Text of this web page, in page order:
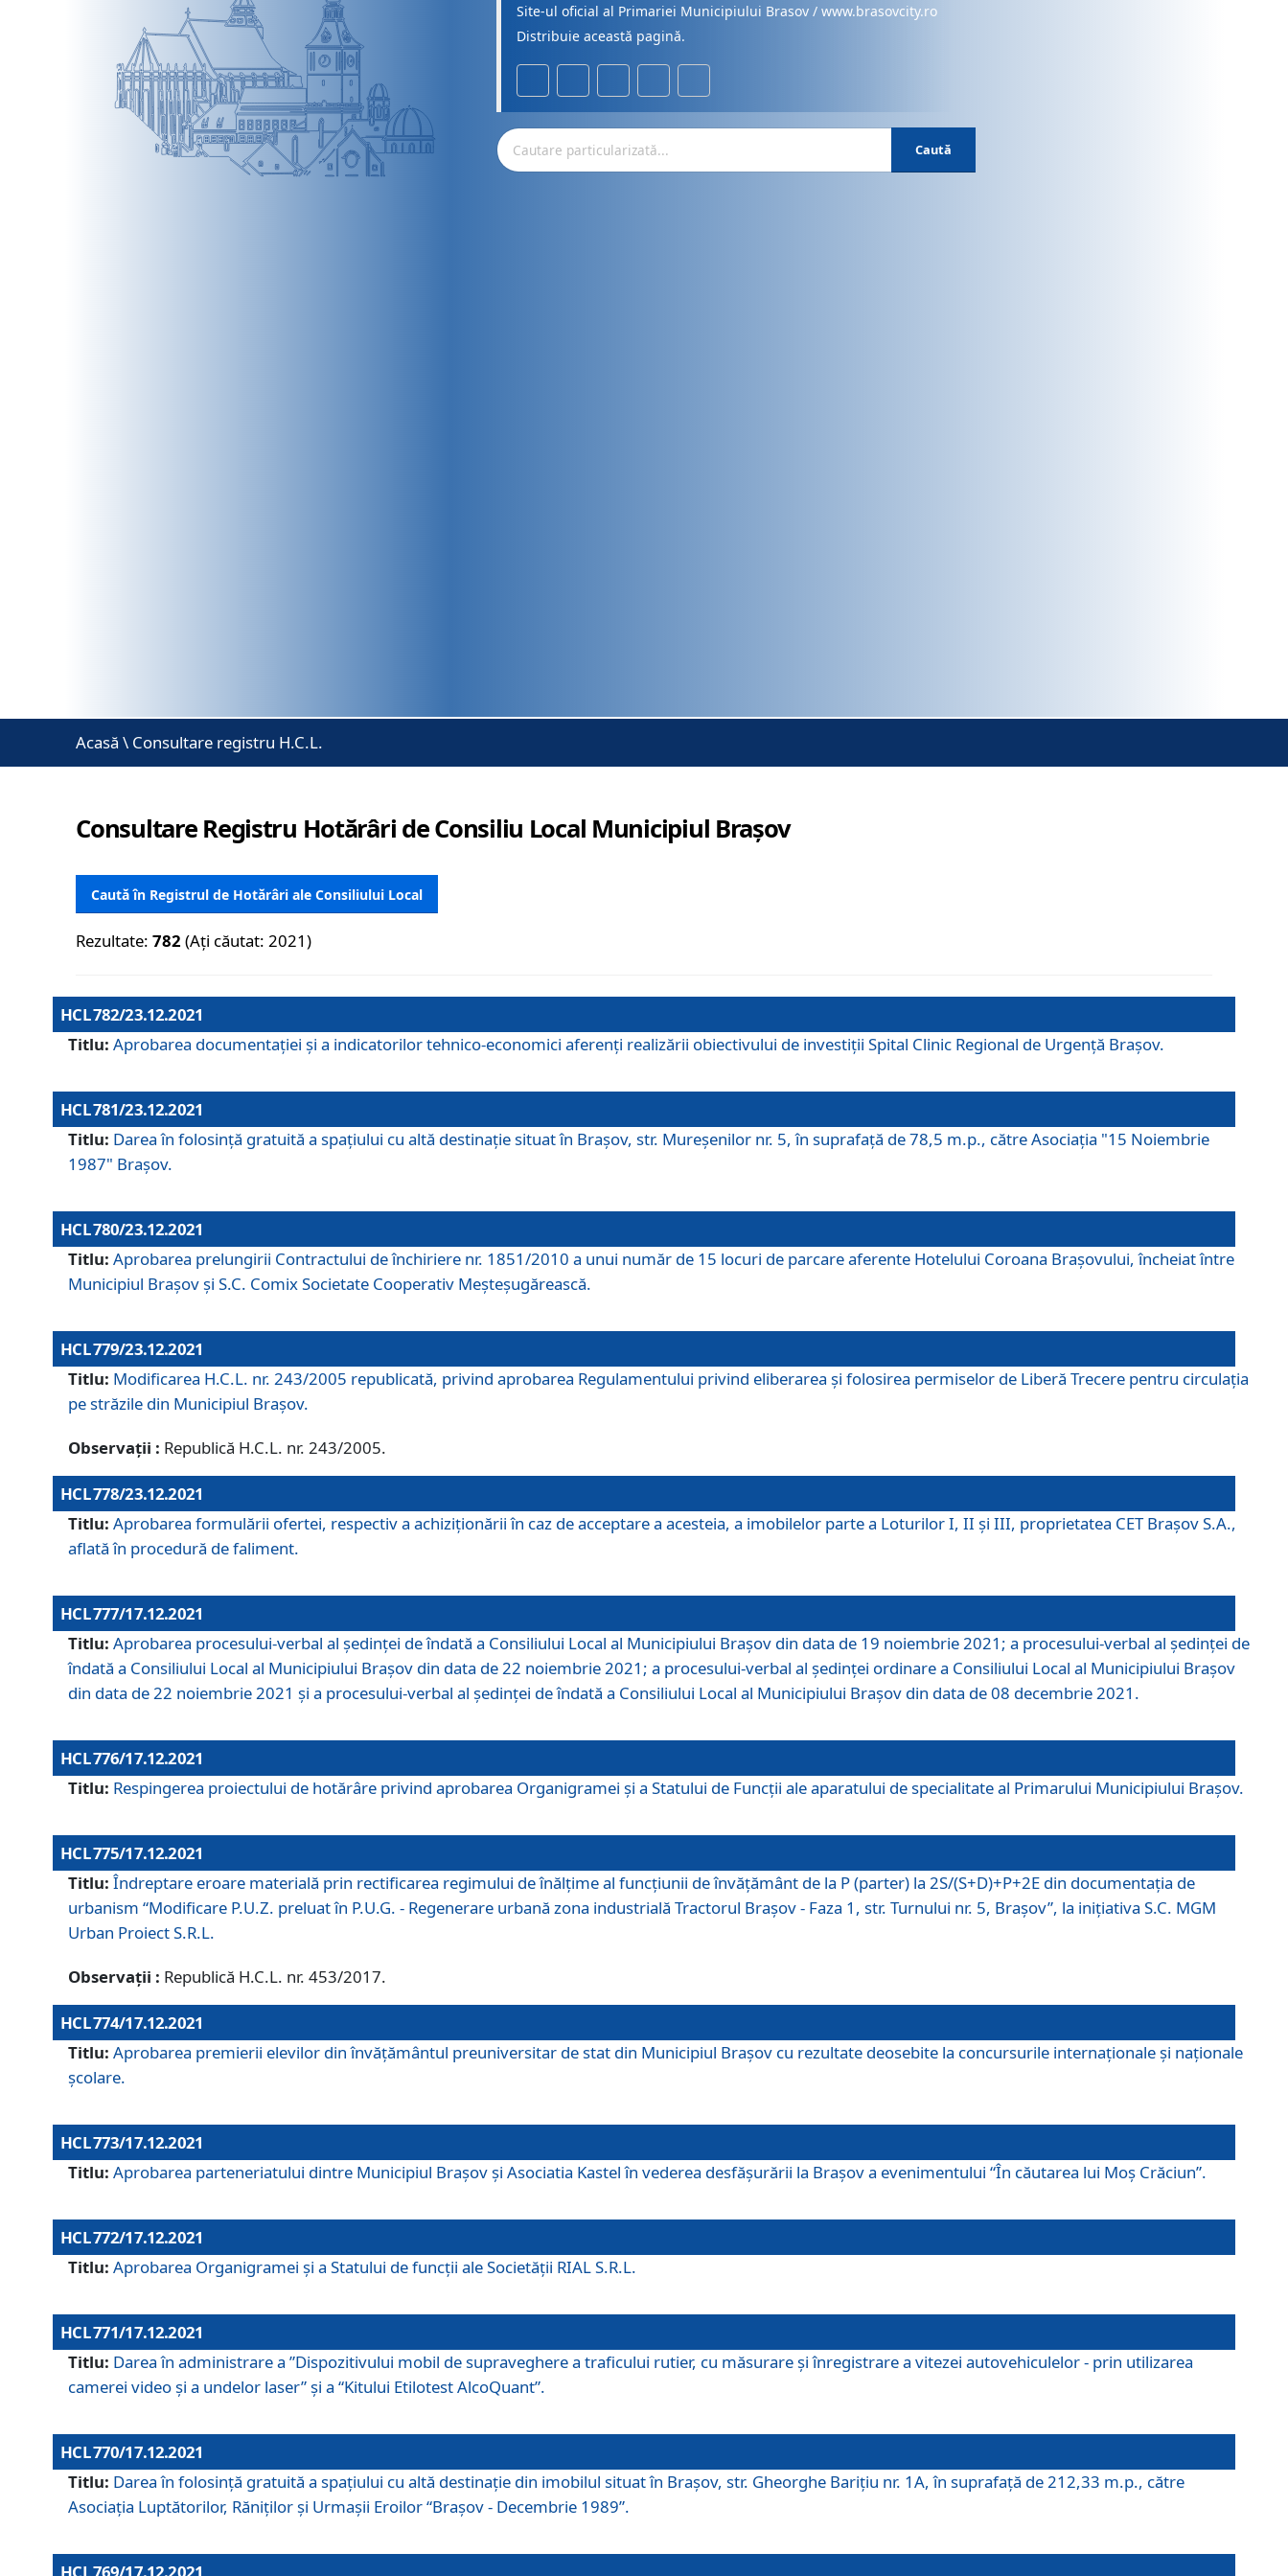
Site-ul oficial al Primariei Municipiului Brasov / www.brasovcity.ro
Distribuie această pagină.
Caută
Acasă \ Consultare registru H.C.L.
Consultare Registru Hotărâri de Consiliu Local Municipiul Brașov
Caută în Registrul de Hotărâri ale Consiliului Local
Rezultate:782 (Ați căutat: 2021)
HCL 782/23.12.2021
Titlu: Aprobarea documentației și a indicatorilor tehnico-economici aferenți realizării obiectivului de investiții Spital Clinic Regional de Urgență Brașov.
HCL 781/23.12.2021
Titlu: Darea în folosinţă gratuită a spaţiului cu altă destinaţie situat în Braşov, str. Mureşenilor nr. 5, în suprafaţă de 78,5 m.p., către Asociaţia "15 Noiembrie
1987" Braşov.
HCL 780/23.12.2021
Titlu: Aprobarea prelungirii Contractului de închiriere nr. 1851/2010 a unui număr de 15 locuri de parcare aferente Hotelului Coroana Brașovului, încheiat între
Municipiul Braşov şi S.C. Comix Societate Cooperativ Meșteșugărească.
HCL 779/23.12.2021
Titlu: Modificarea H.C.L. nr. 243/2005 republicată, privind aprobarea Regulamentului privind eliberarea şi folosirea permiselor de Liberă Trecere pentru circulația
pe străzile din Municipiul Braşov.
Observații : Republică H.C.L. nr. 243/2005.
HCL 778/23.12.2021
Titlu: Aprobarea formulării ofertei, respectiv a achiziționării în caz de acceptare a acesteia, a imobilelor parte a Loturilor I, II și III, proprietatea CET Brașov S.A.,
aflată în procedură de faliment.
HCL 777/17.12.2021
Titlu: Aprobarea procesului-verbal al şedinţei de îndată a Consiliului Local al Municipiului Braşov din data de 19 noiembrie 2021; a procesului-verbal al şedinţei de
îndată a Consiliului Local al Municipiului Braşov din data de 22 noiembrie 2021; a procesului-verbal al şedinţei ordinare a Consiliului Local al Municipiului Braşov
din data de 22 noiembrie 2021 și a procesului-verbal al şedinţei de îndată a Consiliului Local al Municipiului Braşov din data de 08 decembrie 2021.
HCL 776/17.12.2021
Titlu: Respingerea proiectului de hotărâre privind aprobarea Organigramei şi a Statului de Funcţii ale aparatului de specialitate al Primarului Municipiului Braşov.
HCL 775/17.12.2021
Titlu: Îndreptare eroare materială prin rectificarea regimului de înălţime al funcţiunii de învăţământ de la P (parter) la 2S/(S+D)+P+2E din documentaţia de
urbanism “Modificare P.U.Z. preluat în P.U.G. - Regenerare urbană zona industrială Tractorul Braşov - Faza 1, str. Turnului nr. 5, Braşov”, la iniţiativa S.C. MGM
Urban Proiect S.R.L.
Observații : Republică H.C.L. nr. 453/2017.
HCL 774/17.12.2021
Titlu: Aprobarea premierii elevilor din învățământul preuniversitar de stat din Municipiul Brașov cu rezultate deosebite la concursurile internaționale și naționale
școlare.
HCL 773/17.12.2021
Titlu: Aprobarea parteneriatului dintre Municipiul Brașov și Asociatia Kastel în vederea desfăşurării la Brașov a evenimentului “În căutarea lui Moș Crăciun”.
HCL 772/17.12.2021
Titlu: Aprobarea Organigramei şi a Statului de funcţii ale Societăţii RIAL S.R.L.
HCL 771/17.12.2021
Titlu: Darea în administrare a ”Dispozitivului mobil de supraveghere a traficului rutier, cu măsurare și înregistrare a vitezei autovehiculelor - prin utilizarea
camerei video și a undelor laser” și a “Kitului Etilotest AlcoQuant”.
HCL 770/17.12.2021
Titlu: Darea în folosinţă gratuită a spaţiului cu altă destinaţie din imobilul situat în Braşov, str. Gheorghe Bariţiu nr. 1A, în suprafaţă de 212,33 m.p., către
Asociaţia Luptătorilor, Răniţilor şi Urmaşii Eroilor “Braşov - Decembrie 1989”.